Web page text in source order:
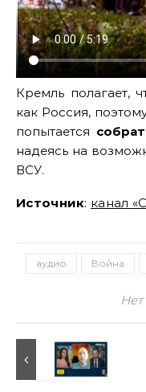
Кремль полагает,
как Россия,
попытается
надеясь на
ВСУ.
Источник: канал
аудио Война